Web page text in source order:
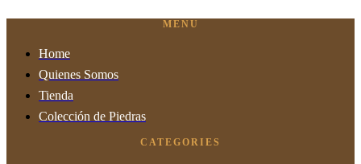
MENU
Home
Quienes Somos
Tienda
Colección de Piedras
CATEGORIES